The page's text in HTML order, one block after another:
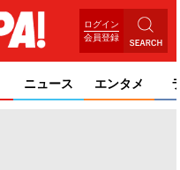
ログイン
会員登録
ニュース エンタメ